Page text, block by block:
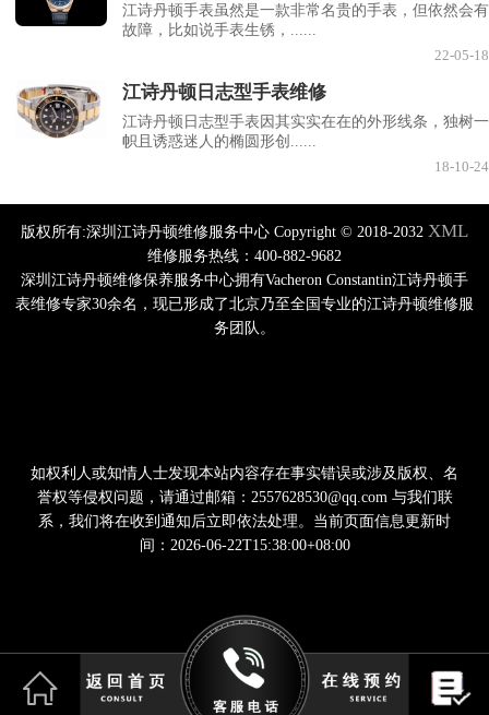
江诗丹顿手表虽然是一款非常名贵的手表，但依然会有
故障，比如说手表生锈，......
22-05-18
江诗丹顿日志型手表维修
江诗丹顿日志型手表因其实实在在的外形线条，独树一
帜且诱惑迷人的椭圆形创......
18-10-24
版权所有:深圳江诗丹顿维修服务中心 Copyright © 2018-2032 XML
维修服务热线：400-882-9682
深圳江诗丹顿维修保养服务中心拥有Vacheron Constantin江诗丹顿手
表维修专家30余名，现已形成了北京乃至全国专业的江诗丹顿维修服
务团队。
如权利人或知情人士发现本站内容存在事实错误或涉及版权、名
誉权等侵权问题，请通过邮箱：2557628530@qq.com 与我们联
系，我们将在收到通知后立即依法处理。当前页面信息更新时
间：2026-06-22T15:38:00+08:00